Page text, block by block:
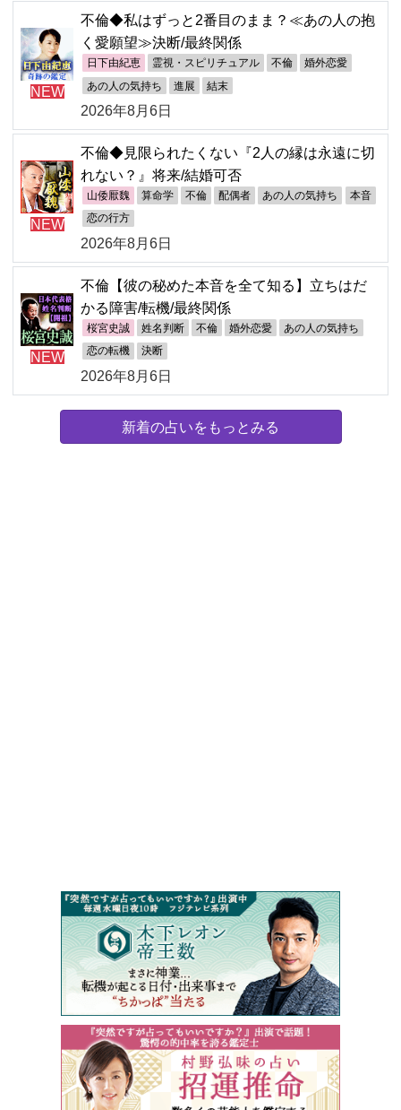
NEW
不倫◆私はずっと2番目のまま？≪あの人の抱
く愛願望≫決断/最終関係
日下由紀恵 霊視・スピリチュアル 不倫 婚外恋愛
あの人の気持ち 進展 結末
2026年8月6日
NEW
不倫◆見限られたくない『2人の縁は永遠に切
れない？』将来/結婚可否
山倭厭魏 算命学 不倫 配偶者 あの人の気持ち 本音
恋の行方
2026年8月6日
NEW
不倫【彼の秘めた本音を全て知る】立ちはだ
かる障害/転機/最終関係
桜宮史誠 姓名判断 不倫 婚外恋愛 あの人の気持ち
恋の転機 決断
2026年8月6日
新着の占いをもっとみる